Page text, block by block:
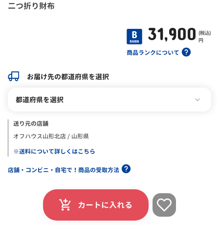
二つ折り財布
商品ランクについて
31,900 (税込)
円
お届け先の都道府県を選択
都道府県を選択
送り元の店舗
オフハウス山形北店 / 山形県
※送料について詳しくはこちら
店舗・コンビニ・自宅で！商品の受取方法
カートに入れる